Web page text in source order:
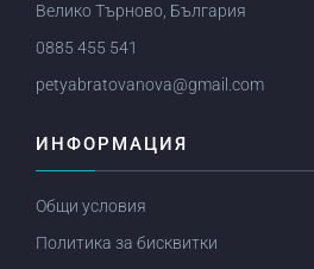
Велико Търново, България
0885 455 541
petyabratovanova@gmail.com
ИНФОРМАЦИЯ
Общи условия
Политика за бисквитки